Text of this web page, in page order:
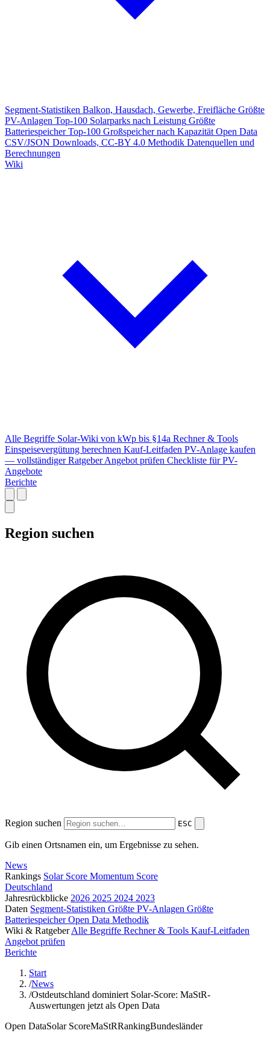
Segment-Statistiken Balkon, Hausdach, Gewerbe, Freifläche Größte
PV-Anlagen Top-100 Solarparks nach Leistung Größte
Batteriespeicher Top-100 Großspeicher nach Kapazität Open Data
CSV/JSON Downloads, CC-BY 4.0 Methodik Datenquellen und
Berechnungen
Wiki
Alle Begriffe Solar-Wiki von kWp bis §14a Rechner & Tools
Einspeisevergütung berechnen Kauf-Leitfaden PV-Anlage kaufen
— vollständiger Ratgeber Angebot prüfen Checkliste für PV-
Angebote
Berichte
Region suchen
Region suchen ESC
Gib einen Ortsnamen ein, um Ergebnisse zu sehen.
News
Rankings Solar Score Momentum Score
Deutschland
Jahresrückblicke 2026 2025 2024 2023
Daten Segment-Statistiken Größte PV-Anlagen Größte
BatteriespeicherOpen Data Methodik
Wiki & Ratgeber Alle Begriffe Rechner & Tools Kauf-Leitfaden
Angebot prüfen
Berichte
Start
/News
/Ostdeutschland dominiert Solar-Score: MaStR-
Auswertungen jetzt als Open Data
Open DataSolar ScoreMaStRRankingBundesländer